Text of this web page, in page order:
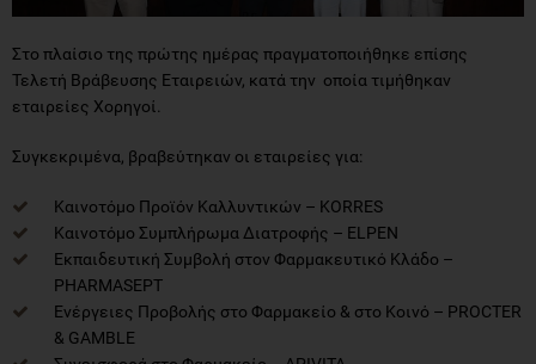
Στο πλαίσιο της πρώτης ημέρας πραγματοποιήθηκε επίσης
Τελετή Βράβευσης Εταιρειών, κατά την οποία τιμήθηκαν
εταιρείες Χορηγοί.
Συγκεκριμένα, βραβεύτηκαν οι εταιρείες για:
Καινοτόμο Προϊόν Καλλυντικών – KORRES
Καινοτόμο Συμπλήρωμα Διατροφής – ELPEN
Εκπαιδευτική Συμβολή στον Φαρμακευτικό Κλάδο –
PHARMASEPT
Ενέργειες Προβολής στο Φαρμακείο & στο Κοινό – PROCTER
& GAMBLE